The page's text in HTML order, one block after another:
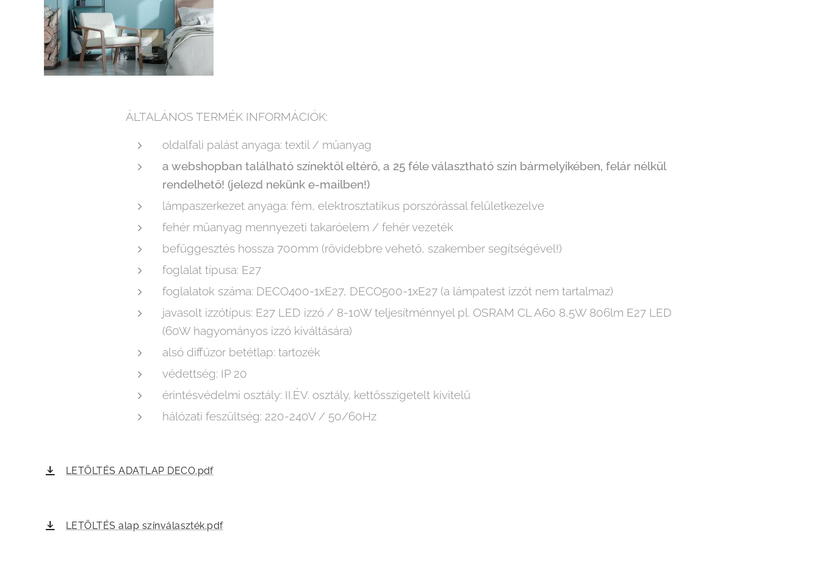
ÁLTALÁNOS TERMÉK INFORMÁCIÓK:
oldalfali palást anyaga: textil / műanyag
a webshopban található színektől eltérő, a 25 féle választható szín bármelyikében, felár nélkül
rendelhető! (jelezd nekünk e-mailben!)
lámpaszerkezet anyaga: fém, elektrosztatikus porszórással felületkezelve
fehér műanyag mennyezeti takaróelem / fehér vezeték
befüggesztés hossza 700mm (rövidebbre vehető, szakember segítségével!)
foglalat típusa: E27
foglalatok száma: DECO400-1xE27, DECO500-1xE27 (a lámpatest izzót nem tartalmaz)
javasolt izzótípus: E27 LED izzó / 8-10W teljesítménnyel pl. OSRAM CL A60 8,5W 806lm E27 LED
(60W hagyományos izzó kiváltására)
alsó diffúzor betétlap: tartozék
védettség: IP 20
érintésvédelmi osztály: II.ÉV. osztály, kettősszigetelt kivitelű
hálózati feszültség: 220-240V / 50/60Hz
LETÖLTÉS ADATLAP DECO.pdf
LETÖLTÉS alap színválaszték.pdf